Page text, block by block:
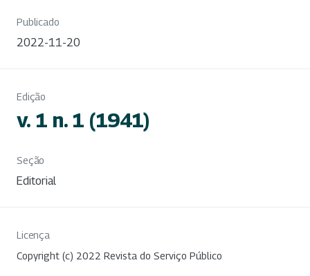
Publicado
2022-11-20
Edição
v. 1 n. 1 (1941)
Seção
Editorial
Licença
Copyright (c) 2022 Revista do Serviço Público